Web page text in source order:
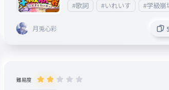
#歌詞 #いれいす #学級崩
月兎心彩
難易度